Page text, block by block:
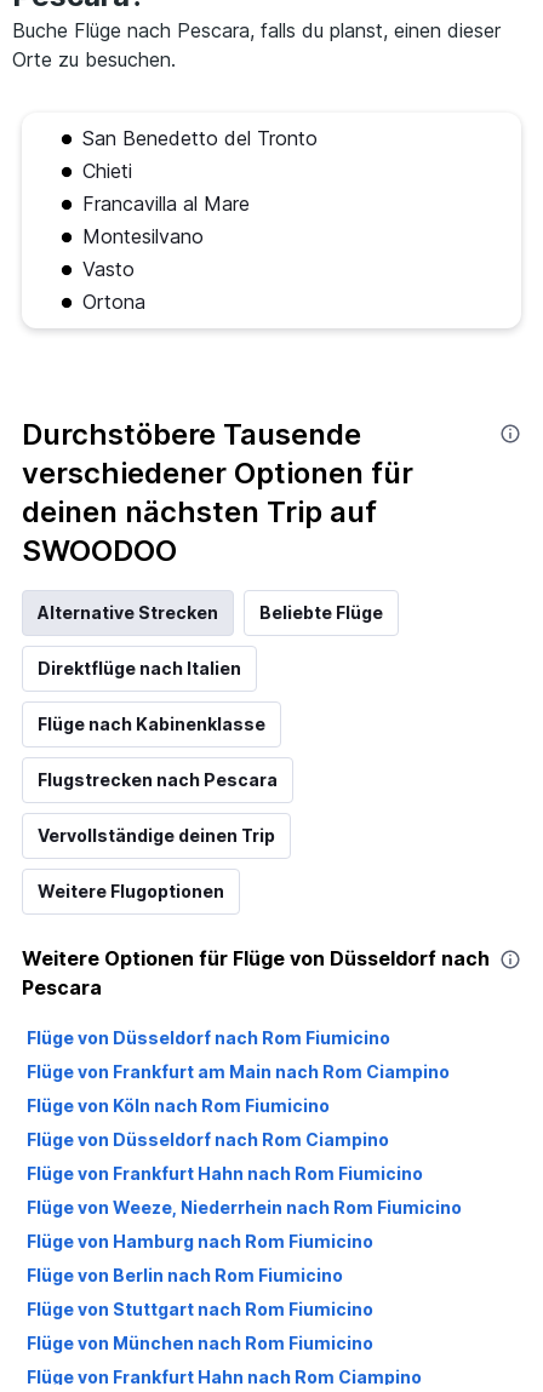
Buche Flüge nach Pescara, falls du planst, einen dieser
Orte zu besuchen.
San Benedetto del Tronto
Chieti
Francavilla al Mare
Montesilvano
Vasto
Ortona
Durchstöbere Tausende
verschiedener Optionen für
deinen nächsten Trip auf
SWOODOO
Alternative Strecken Beliebte Flüge
Direktflüge nach Italien
Flüge nach Kabinenklasse
Flugstrecken nach Pescara
Vervollständige deinen Trip
Weitere Flugoptionen
Weitere Optionen für Flüge von Düsseldorf nach
Pescara
Flüge von Düsseldorf nach Rom Fiumicino
Flüge von Frankfurt am Main nach Rom Ciampino
Flüge von Köln nach Rom Fiumicino
Flüge von Düsseldorf nach Rom Ciampino
Flüge von Frankfurt Hahn nach Rom Fiumicino
Flüge von Weeze, Niederrhein nach Rom Fiumicino
Flüge von Hamburg nach Rom Fiumicino
Flüge von Berlin nach Rom Fiumicino
Flüge von Stuttgart nach Rom Fiumicino
Flüge von München nach Rom Fiumicino
Flüge von Frankfurt Hahn nach Rom Ciampino